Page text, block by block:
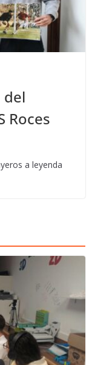
del
Roces
a leyenda